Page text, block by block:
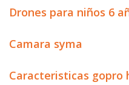
Drones para niños 6
Camara syma
Caracteristicas gopro